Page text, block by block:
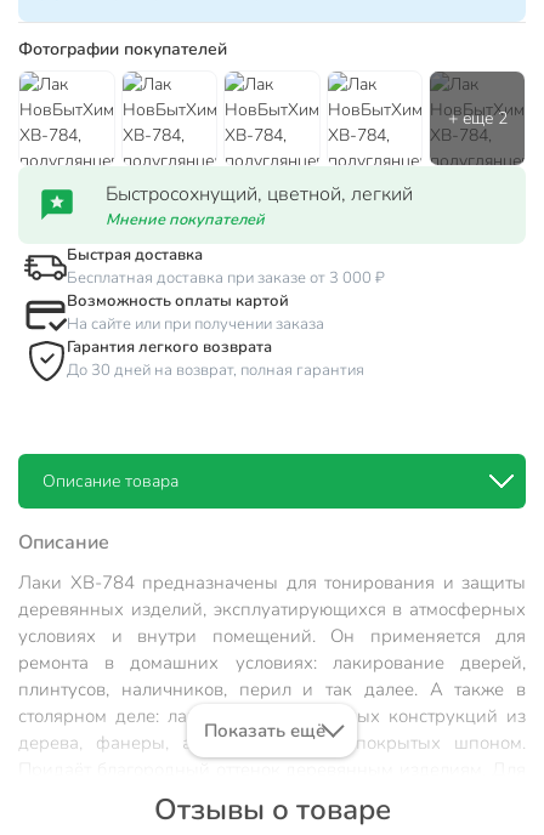
Фотографии покупателей
Быстросохнущий, цветной, легкий
Мнение покупателей
Быстрая доставка
Бесплатная доставка при заказе от 3 000 ₽
Возможность оплаты картой
На сайте или при получении заказа
Гарантия легкого возврата
До 30 дней на возврат, полная гарантия
Описание товара
Описание
Лаки ХВ-784 предназначены для тонирования и защиты
деревянных изделий, эксплуатирующихся в атмосферных
условиях и внутри помещений. Он применяется для
ремонта в домашних условиях: лакирование дверей,
плинтусов, наличников, перил и так далее. А также в
столярном деле: лакирование различных конструкций из
дерева, фанеры, а также изделий, покрытых шпоном.
изменения интенсивности цвета покрытия тонированный
лак можно разбавлять лаком бесцветным. Если
Показать ещё
Отзывы о товаре